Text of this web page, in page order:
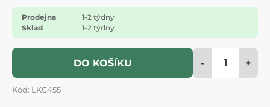
Prodejna
1-2 týdny
Sklad
1-2 týdny
DO KOŠÍKU - +
Kód: LKC455